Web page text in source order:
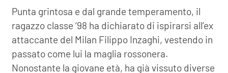
Punta grintosa e dal grande temperamento, il
ragazzo classe ‘98 ha dichiarato di ispirarsi all’ex
attaccante del Milan Filippo Inzaghi, vestendo in
passato come lui la maglia rossonera.
Nonostante la giovane età, ha già vissuto diverse